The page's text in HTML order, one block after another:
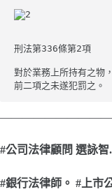
刑法第336條第2項
對於業務上所持有之物
前二項之未遂犯罰之。
#公司法律顧問 選詠智.
#銀行法律師。 #上市